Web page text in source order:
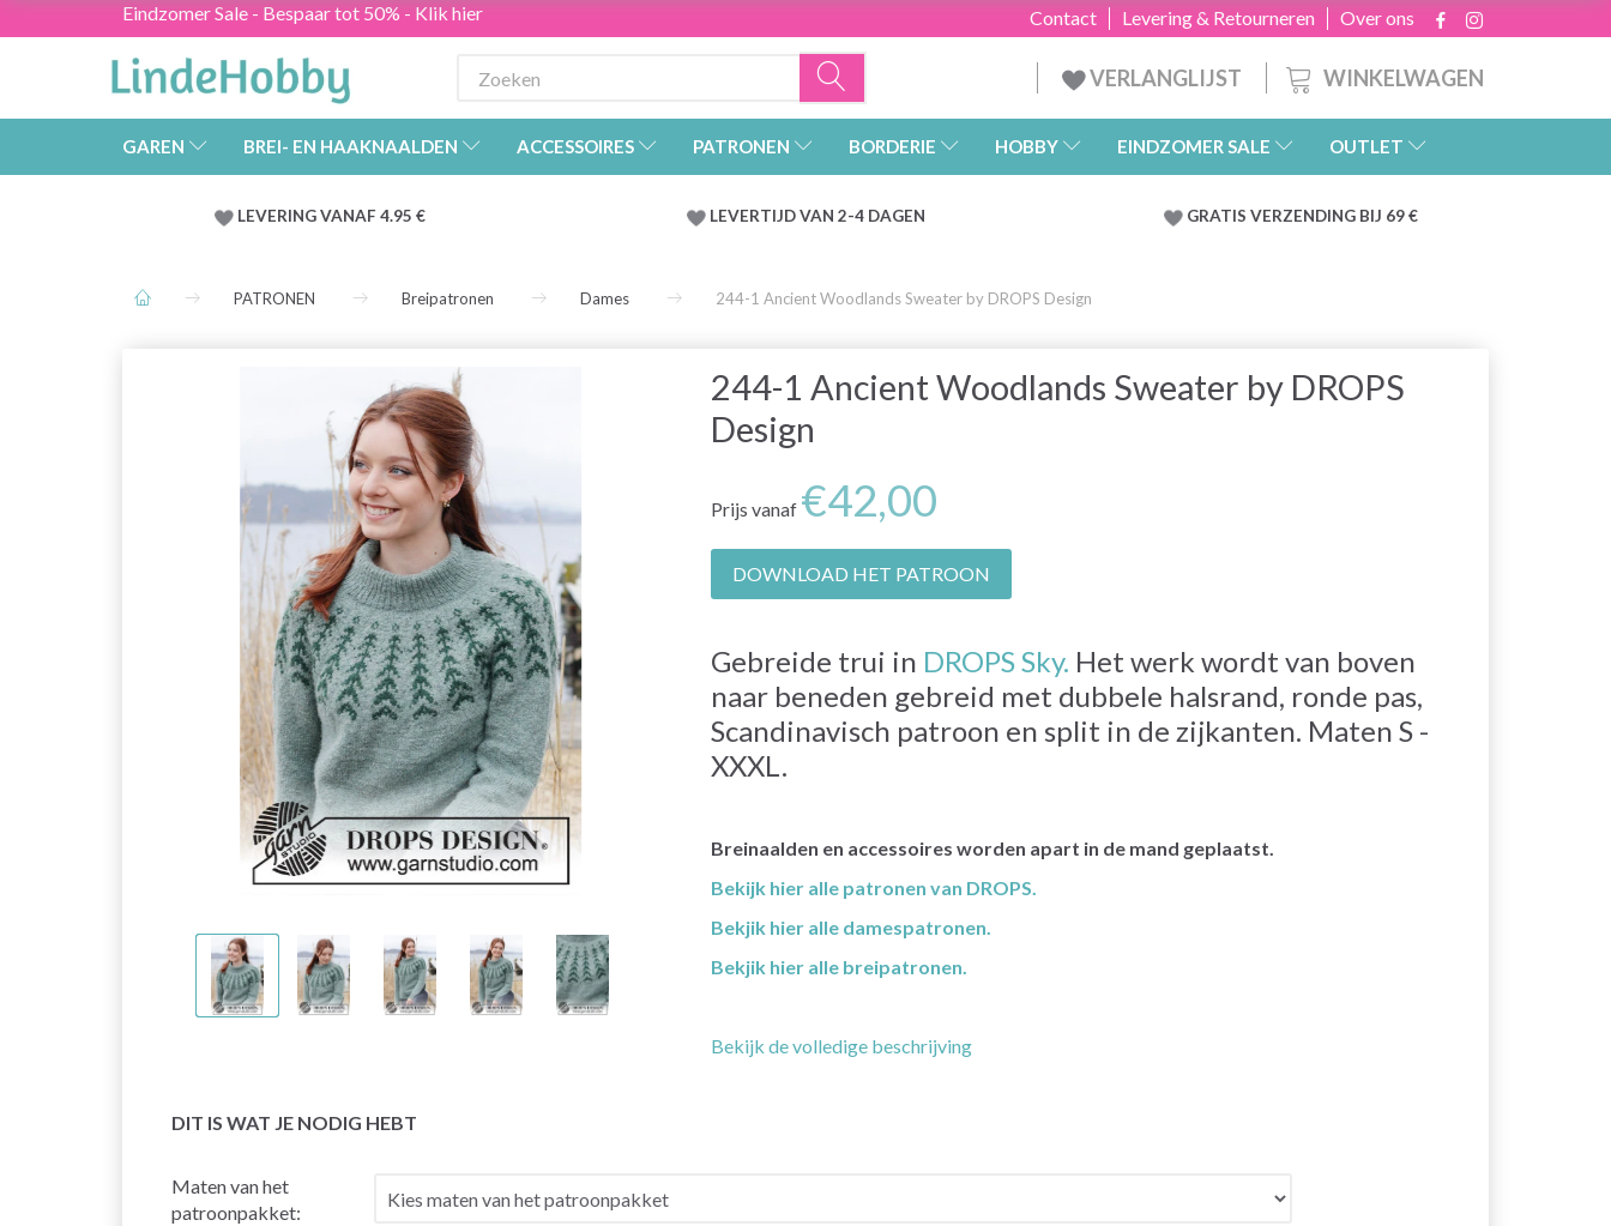
Eindzomer Sale - Bespaar tot 50% - Klik hier Over ons
Levering & Retourneren
Contact
WINKELWAGEN
VERLANGLIJST
GAREN BREI- EN HAAKNAALDEN ACCESSOIRES PATRONEN BORDERIE HOBBY EINDZOMER SALE OUTLET
LEVERING VANAF 4.95 € LEVERTIJD VAN 2-4 DAGEN GRATIS VERZENDING BIJ 69 €
PATRONEN Breipatronen Dames 244-1 Ancient Woodlands Sweater by DROPS Design
244-1 Ancient Woodlands Sweater by DROPS
Design
Prijs vanaf €42,00
DOWNLOAD HET PATROON
Gebreide trui in DROPS Sky. Het werk wordt van boven
naar beneden gebreid met dubbele halsrand, ronde pas,
Scandinavisch patroon en split in de zijkanten. Maten S -
XXXL.
Breinaalden en accessoires worden apart in de mand geplaatst.
Bekijk hier alle patronen van DROPS.
Bekjik hier alle damespatronen.
Bekjik hier alle breipatronen.
Bekijk de volledige beschrijving
DIT IS WAT JE NODIG HEBT
Maten van het
patroonpakket: